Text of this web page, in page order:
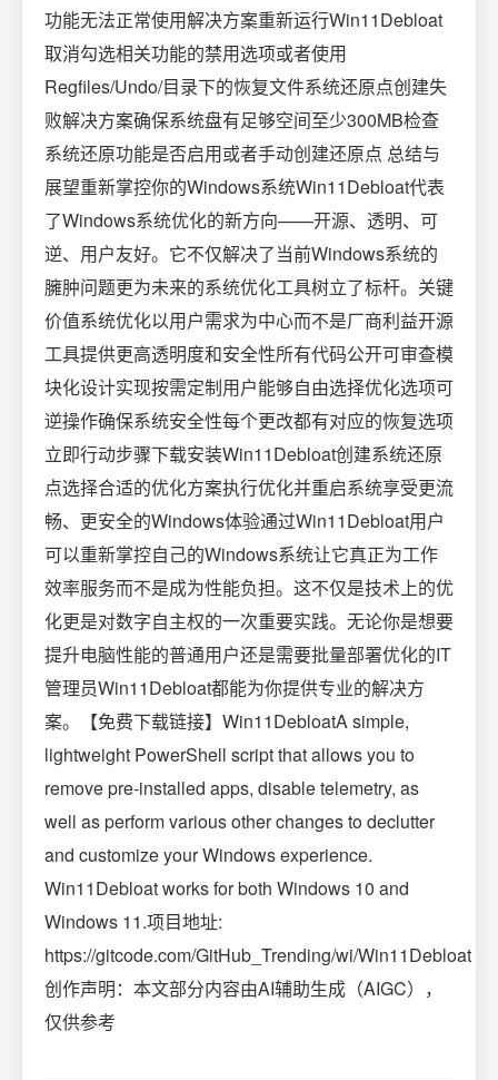
功能无法正常使用解决方案重新运行Win11Debloat
取消勾选相关功能的禁用选项或者使用
Regfiles/Undo/目录下的恢复文件系统还原点创建失
败解决方案确保系统盘有足够空间至少300MB检查
系统还原功能是否启用或者手动创建还原点 总结与
展望重新掌控你的Windows系统Win11Debloat代表
了Windows系统优化的新方向——开源、透明、可
逆、用户友好。它不仅解决了当前Windows系统的
臃肿问题更为未来的系统优化工具树立了标杆。关键
价值系统优化以用户需求为中心而不是厂商利益开源
工具提供更高透明度和安全性所有代码公开可审查模
块化设计实现按需定制用户能够自由选择优化选项可
逆操作确保系统安全性每个更改都有对应的恢复选项
立即行动步骤下载安装Win11Debloat创建系统还原
点选择合适的优化方案执行优化并重启系统享受更流
畅、更安全的Windows体验通过Win11Debloat用户
可以重新掌控自己的Windows系统让它真正为工作
效率服务而不是成为性能负担。这不仅是技术上的优
化更是对数字自主权的一次重要实践。无论你是想要
提升电脑性能的普通用户还是需要批量部署优化的IT
管理员Win11Debloat都能为你提供专业的解决方
案。【免费下载链接】Win11DebloatA simple,
lightweight PowerShell script that allows you to
remove pre-installed apps, disable telemetry, as
well as perform various other changes to declutter
and customize your Windows experience.
Win11Debloat works for both Windows 10 and
Windows 11.项目地址:
https://gitcode.com/GitHub_Trending/wi/Win11Debloat
创作声明：本文部分内容由AI辅助生成（AIGC），
仅供参考